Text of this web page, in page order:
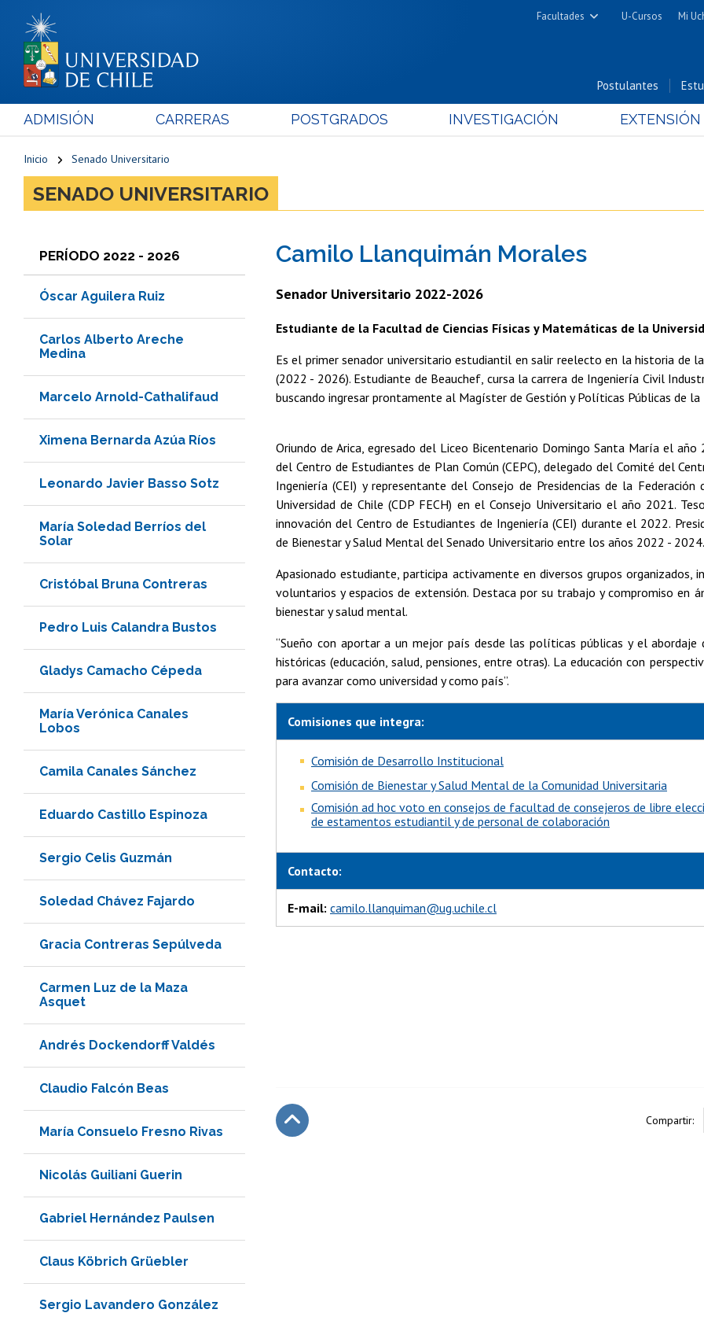
Facultades
Cs. Físicas y Matemáticas
Cs. Químicas y Farmacéuticas
Estudios Avanzados en Educación
U-Cursos Mi
Postulantes
ADMISIÓN CARRERAS POSTGRADOS INVESTIGACIÓN EXTENSIÓN
Inicio Senado Universitario
SENADO UNIVERSITARIO
PERÍODO 2022 - 2026
Óscar Aguilera Ruiz
Carlos Alberto Areche
Medina
Marcelo Arnold-Cathalifaud
Ximena Bernarda Azúa Ríos
Leonardo Javier Basso Sotz
María Soledad Berríos del
Solar
Cristóbal Bruna Contreras
Pedro Luis Calandra Bustos
Gladys Camacho Cépeda
María Verónica Canales
Lobos
Camila Canales Sánchez
Eduardo Castillo Espinoza
Sergio Celis Guzmán
Soledad Chávez Fajardo
Gracia Contreras Sepúlveda
Carmen Luz de la Maza
Asquet
Andrés Dockendorff Valdés
Claudio Falcón Beas
María Consuelo Fresno Rivas
Nicolás Guiliani Guerin
Gabriel Hernández Paulsen
Claus Köbrich Grüebler
Sergio Lavandero González
Camilo Llanquimán Morales
Senador Universitario 2022-2026
Estudiante de la Facultad de Ciencias Físicas y Matemáticas de la
Es el primer senador universitario estudiantil en salir reelecto en la historia de
(2022 - 2026). Estudiante de Beauchef, cursa la carrera de Ingeniería Civil
buscando ingresar prontamente al Magíster de Gestión y Políticas Públicas de la
Oriundo de Arica, egresado del Liceo Bicentenario Domingo Santa María el año
del Centro de Estudiantes de Plan Común (CEPC), delegado del Comité del
Ingeniería (CEI) y representante del Consejo de Presidencias de la
Universidad de Chile (CDP FECH) en el Consejo Universitario el año 2021.
innovación del Centro de Estudiantes de Ingeniería (CEI) durante el 2022.
de Bienestar y Salud Mental del Senado Universitario entre los años 2022 - 2024.
Apasionado estudiante, participa activamente en diversos grupos organizados,
voluntarios y espacios de extensión. Destaca por su trabajo y compromiso en
bienestar y salud mental.
“Sueño con aportar a un mejor país desde las políticas públicas y el abordaje
históricas (educación, salud, pensiones, entre otras). La educación con
para avanzar como universidad y como país”.
Comisiones que integra:
Comisión de Desarrollo Institucional
Comisión de Bienestar y Salud Mental de la Comunidad Universitaria
Comisión ad hoc voto en consejos de facultad de consejeros de libre
de estamentos estudiantil y de personal de colaboración
Contacto:
E-mail: camilo.llanquiman@ug.uchile.cl
Compartir: